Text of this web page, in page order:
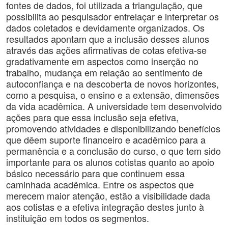
fontes de dados, foi utilizada a triangulação, que
possibilita ao pesquisador entrelaçar e interpretar os
dados coletados e devidamente organizados. Os
resultados apontam que a inclusão desses alunos
através das ações afirmativas de cotas efetiva-se
gradativamente em aspectos como inserção no
trabalho, mudança em relação ao sentimento de
autoconfiança e na descoberta de novos horizontes,
como a pesquisa, o ensino e a extensão, dimensões
da vida acadêmica. A universidade tem desenvolvido
ações para que essa inclusão seja efetiva,
promovendo atividades e disponibilizando benefícios
que dêem suporte financeiro e acadêmico para a
permanência e a conclusão do curso, o que tem sido
importante para os alunos cotistas quanto ao apoio
básico necessário para que continuem essa
caminhada acadêmica. Entre os aspectos que
merecem maior atenção, estão a visibilidade dada
aos cotistas e a efetiva integração destes junto à
instituição em todos os segmentos.